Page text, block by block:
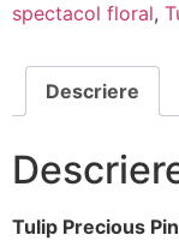
spectacol floral,
Descriere
Tulip Precious